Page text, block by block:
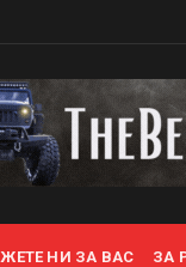
НИ ЗА ВАС ЗА